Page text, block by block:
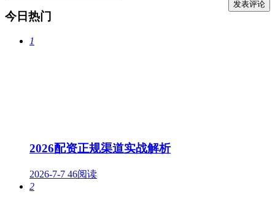
今日热门
1
2026配资正规渠道实战解析
2026-7-7 46阅读
2